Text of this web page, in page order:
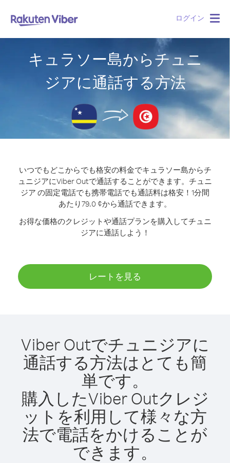
ログイン
キュラソー島からチュニ
ジアに通話する方法
いつでもどこからでも格安の料金でキュラソー島からチ
ュニジアにViber Outで通話することができます。 チュニ
ジア の固定電話でも携帯電話でも通話料は格安！1分間
あたり79.0 ¢から通話できます。
お得な価格のクレジットや通話プランを購入してチュニ
ジアに通話しよう！
レートを見る
Viber Outでチュニジアに
通話する方法はとても簡
単です。
購入したViber Outクレジ
ットを利用して様々な方
法で電話をかけることが
できます。